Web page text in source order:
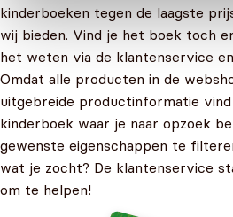
kinderboeken tegen de laagste
wij bieden. Vind je het boek toch
het weten via de klantenservice
Omdat alle producten in de
uitgebreide productinformatie
kinderboek waar je naar opzoek
gewenste eigenschappen te
wat je zocht? De klantenservice
om te helpen!